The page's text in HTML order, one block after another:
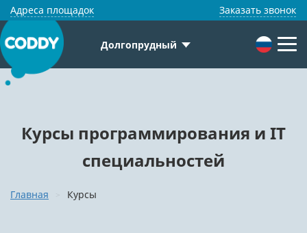
Адреса площадок Заказать звонок
Долгопрудный
Курсы программирования и IT
специальностей
Главная Курсы